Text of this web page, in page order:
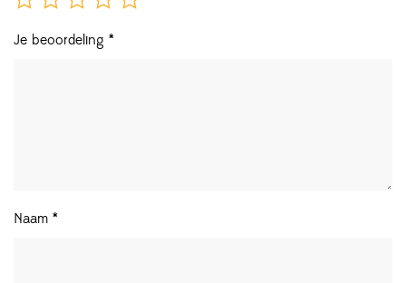
Je beoordeling *
Naam *